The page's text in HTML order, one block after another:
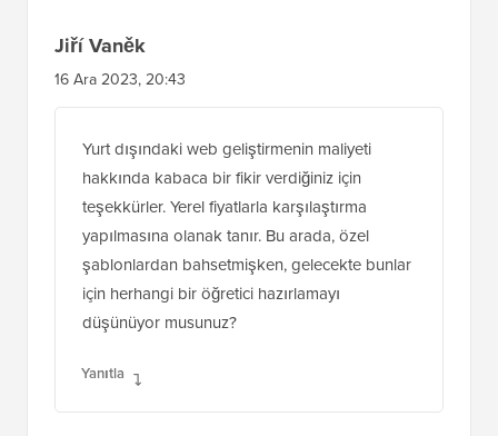
Jiří Vaněk
16 Ara 2023, 20:43
Yurt dışındaki web geliştirmenin maliyeti
hakkında kabaca bir fikir verdiğiniz için
teşekkürler. Yerel fiyatlarla karşılaştırma
yapılmasına olanak tanır. Bu arada, özel
şablonlardan bahsetmişken, gelecekte bunlar
için herhangi bir öğretici hazırlamayı
düşünüyor musunuz?
Yanıtla